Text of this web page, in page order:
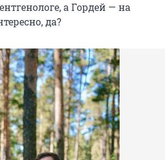
а Гордей — на
да?